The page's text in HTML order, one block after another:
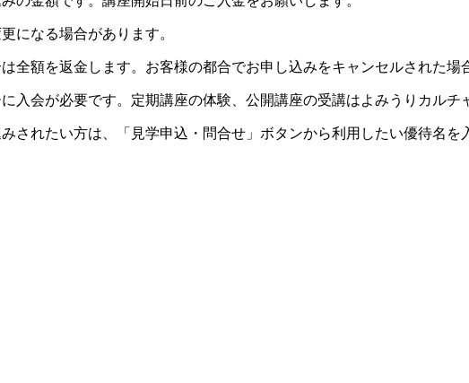
になる場合があります。
全額を返金します。お客様の都合でお申し込みをキャンセルされた場
入会が必要です。定期講座の体験、公開講座の受講はよみうりカルチ
されたい方は、「見学申込・問合せ」ボタンから利用したい優待名を